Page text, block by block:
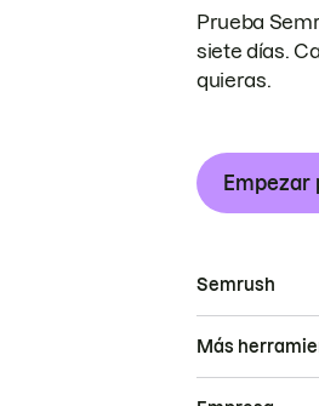
Prueba
siete días.
quieras.
Semrush
Más